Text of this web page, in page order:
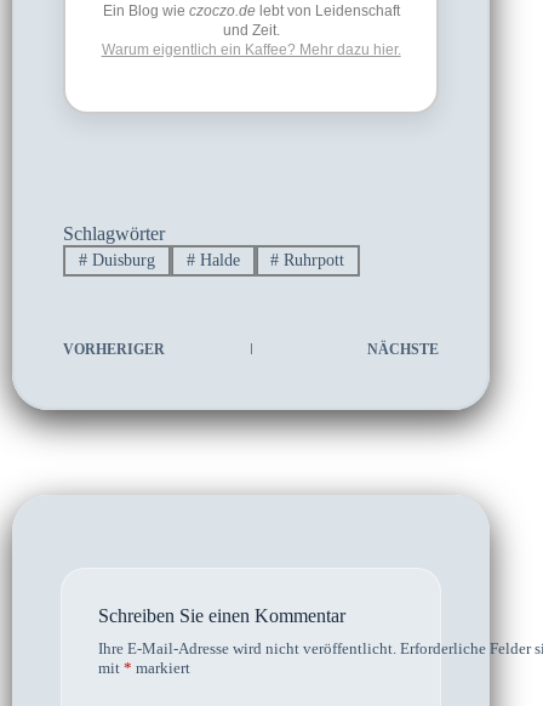
Ein Blog wie czoczo.delebt von Leidenschaft
und Zeit.
Warum eigentlich ein Kaffee? Mehr dazu hier.
Schlagwörter
#Duisburg #Halde # Ruhrpott
VORHERIGER NÄCHSTE
Schreiben Sie einen Kommentar
Ihre E-Mail-Adresse wird nicht veröffentlicht. Erforderliche Felder
mit * markiert